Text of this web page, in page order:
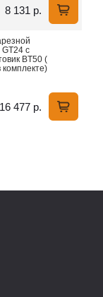
8 131 р.
с
BT50 (
комплекте)
16 477 р.